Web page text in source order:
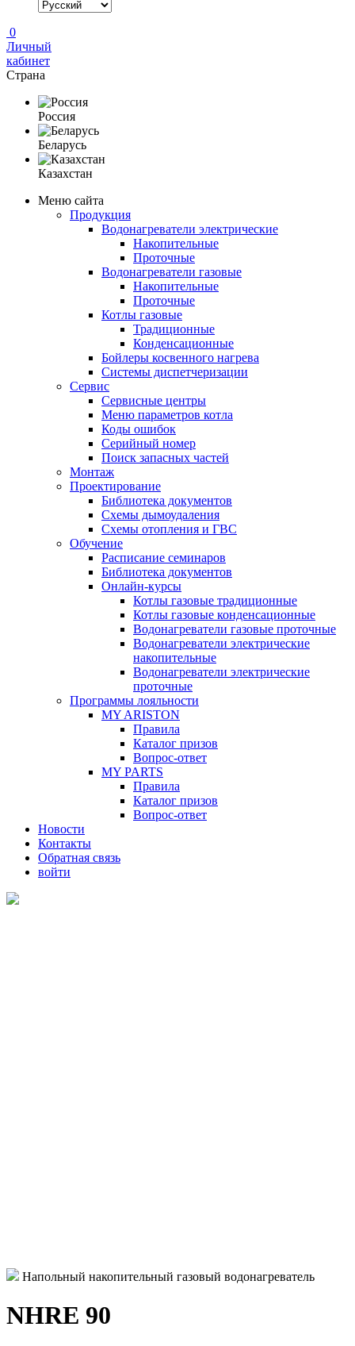
0
Личный
кабинет
Страна
Россия
Беларусь
Казахстан
Меню сайта
Продукция
Водонагреватели электрические
Накопительные
Проточные
Водонагреватели газовые
Накопительные
Проточные
Котлы газовые
Традиционные
Конденсационные
Бойлеры косвенного нагрева
Системы диспетчеризации
Сервис
Сервисные центры
Меню параметров котла
Коды ошибок
Серийный номер
Поиск запасных частей
Монтаж
Проектирование
Библиотека документов
Схемы дымоудаления
Схемы отопления и ГВС
Обучение
Расписание семинаров
Библиотека документов
Онлайн-курсы
Котлы газовые традиционные
Котлы газовые конденсационные
Водонагреватели газовые проточные
Водонагреватели электрические
накопительные
Водонагреватели электрические
проточные
Программы лояльности
MY ARISTON
Правила
Каталог призов
Вопрос-ответ
MY PARTS
Правила
Каталог призов
Вопрос-ответ
Новости
Контакты
Обратная связь
войти
Напольный накопительный газовый водонагреватель
NHRE 90